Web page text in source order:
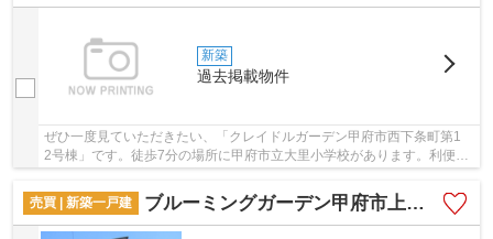
新築
過去掲載物件
ぜひ一度見ていただきたい、「クレイドルガーデン甲府市西下条町第1
2号棟」です。徒歩7分の場所に甲府市立大里小学校があります。利便性
売買 | 新築一戸建
ブルーミングガーデン甲府市上今井町2期 2号棟